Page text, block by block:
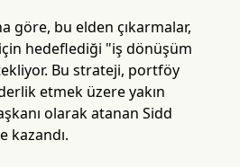
göre, bu elden çıkarmalar,
hedeflediği "iş dönüşüm
Bu strateji, portföy
etmek üzere yakın
olarak atanan Sidd
kazandı.